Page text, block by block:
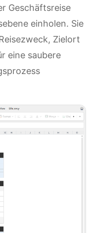
Geschäftsreise
einholen. Sie
Zielort
eine saubere